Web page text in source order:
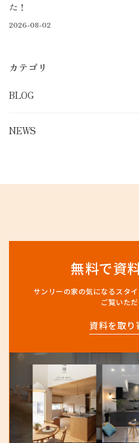
た！
2026-08-02
カテゴリ
BLOG
NEWS
無料で資
サンリーの家の気になるスタイ
ご覧いただ
資料を取り